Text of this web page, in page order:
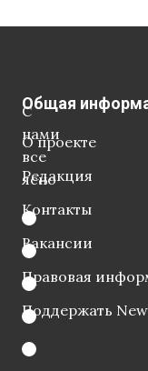
С
нами
все
ясно
Общая
О проекте
Редакция
Контакты
Вакансии
Правовая
Поддержать